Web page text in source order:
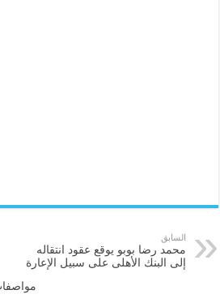
السابق
محمد رضا بوبو يوقع عقود انتقاله
إلى البنك الأهلى على سبيل الإعارة